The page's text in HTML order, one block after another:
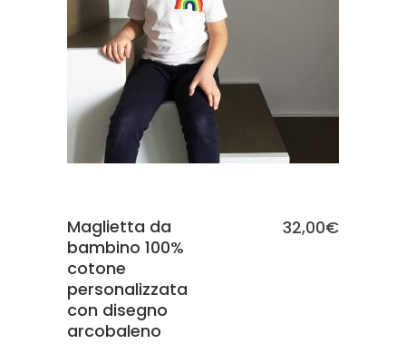
SCEGLI
Maglietta da
bambino 100%
cotone
personalizzata
con disegno
arcobaleno
32,00€